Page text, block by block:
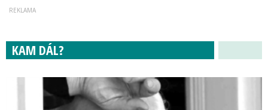
KAM DÁL?